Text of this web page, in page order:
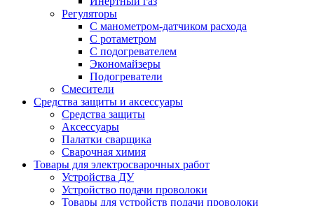
Регуляторы
С манометром-датчиком расхода
С ротаметром
С подогревателем
Экономайзеры
Подогреватели
Смесители
Средства защиты и аксессуары
Средства защиты
Аксессуары
Палатки сварщика
Сварочная химия
Товары для электросварочных работ
Устройства ДУ
Устройство подачи проволоки
Товары для устройств подачи проволоки